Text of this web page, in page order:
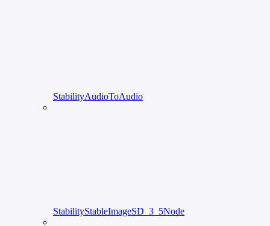
StabilityAudioToAudio
StabilityStableImageSD_3_5Node